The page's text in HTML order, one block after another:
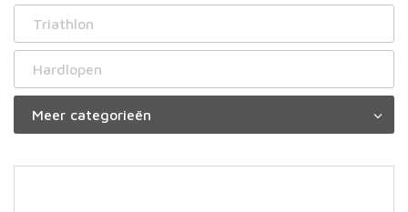
Triathlon
Hardlopen